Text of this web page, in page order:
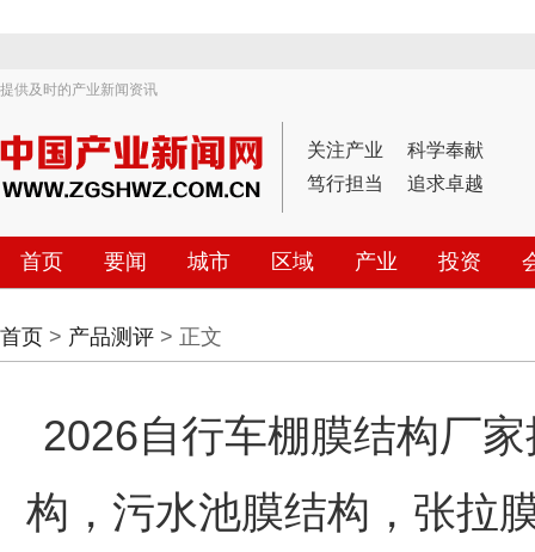
提供及时的产业新闻资讯
关注产业
科学奉献
笃行担当
追求卓越
首页 要闻 城市 区域 产业 投资
首页 > 产品测评 > 正文
2026自行车棚膜结构厂
构，污水池膜结构，张拉